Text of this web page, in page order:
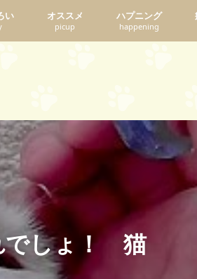
い
オススメ
picup
ハプニング
happening
でしょ！ 猫